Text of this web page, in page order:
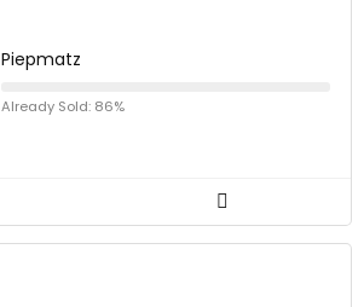
Piepmatz
Already Sold: 86%